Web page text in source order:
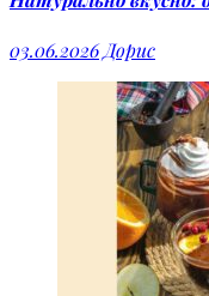
03.06.2026 Дорис